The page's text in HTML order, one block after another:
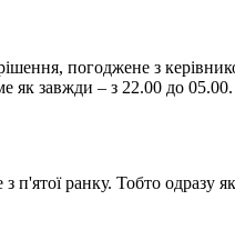
погоджене з
завжди – з 22.00 до
ранку. Тобто одразу